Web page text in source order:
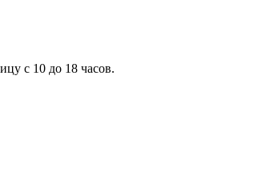
с 10 до 18 часов.